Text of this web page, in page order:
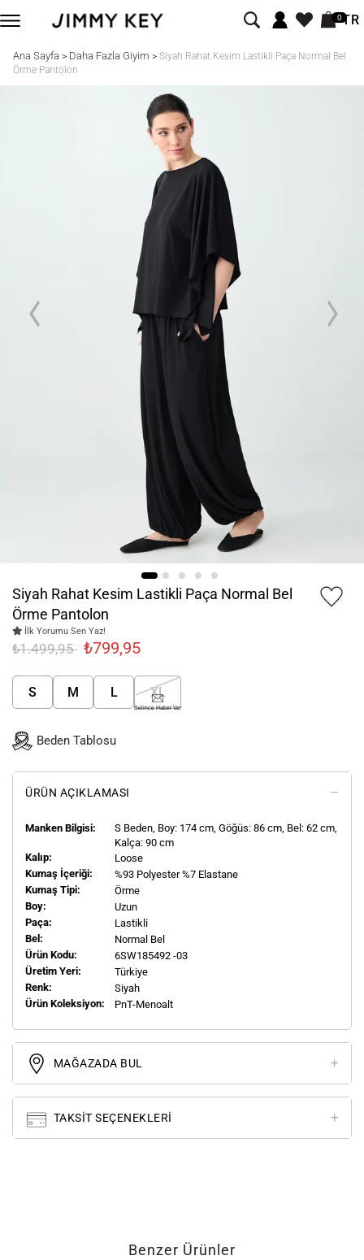
0TR
Ana Sayfa > Daha Fazla Giyim > Siyah Rahat Kesim Lastikli Paça Normal Bel
Örme Pantolon
Siyah Rahat Kesim Lastikli Paça Normal Bel
Örme Pantolon
İlk Yorumu Sen Yaz!
₺1.499,95 ₺799,95
S M L XL
Gelince Haber Ver
Beden Tablosu
ÜRÜN AÇIKLAMASI
Manken Bilgisi: S Beden, Boy: 174 cm, Göğüs: 86 cm, Bel: 62 cm,
Kalça: 90 cm
Kalıp:
Loose
Kumaş İçeriği:
%93 Polyester %7 Elastane
Kumaş Tipi:
Örme
Boy:
Uzun
Paça:
Lastikli
Bel:
Normal Bel
Ürün Kodu:
6SW185492 -03
Üretim Yeri:
Türkiye
Renk:
Siyah
Ürün Koleksiyon:
PnT-Menoalt
MAĞAZADA BUL
TAKSIT SEÇENEKLERI
Benzer Ürünler